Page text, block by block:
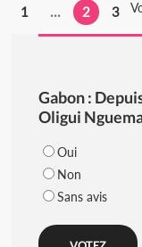
1 ... 2 3
Gabon :
Oligui
Oui
Non
Sans avis